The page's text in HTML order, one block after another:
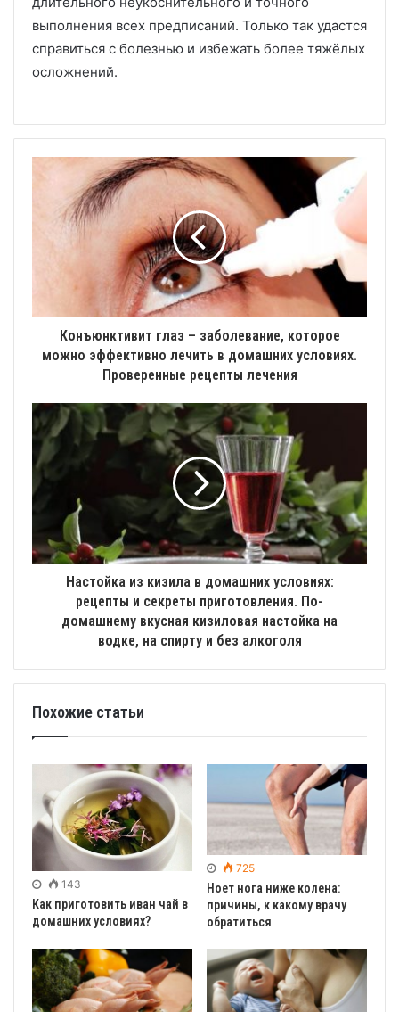
выполнения всех предписаний. Только так удастся
справиться с болезнью и избежать более тяжёлых
осложнений.
Конъюнктивит глаз – заболевание, которое
можно эффективно лечить в домашних условиях.
Проверенные рецепты лечения
Настойка из кизила в домашних условиях:
рецепты и секреты приготовления. По-
домашнему вкусная кизиловая настойка на
водке, на спирту и без алкоголя
Похожие статьи
143
Как приготовить иван чай в
домашних условиях?
725
Ноет нога ниже колена:
причины, к какому врачу
обратиться